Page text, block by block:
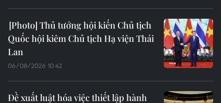
Thủ tướng hội kiến Chủ tịch
Quốc hội kiêm Chủ tịch Hạ viện Thái
Lan
06/08/2026 10:42
Đề xuất luật hóa việc thiết lập hành